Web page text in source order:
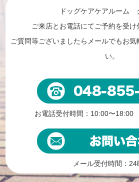
ドッグケアケアルーム
ご来店とお電話にてご予約を受け
ご質問等ございましたらメールでもお気
い。
お電話受付時間：10:00〜18:00
メール受付時間：24